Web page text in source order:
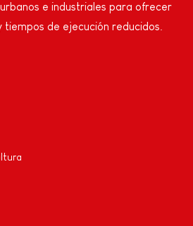
e industriales para ofrecer
tiempos de ejecución reducidos.